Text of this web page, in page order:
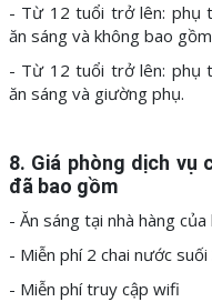
- Từ 12 tuổi trở lên: phụ
ăn sáng và không bao
- Từ 12 tuổi trở lên: phụ
ăn sáng và giường phụ.
8. Giá phòng dịch vụ
đã bao gồm
- Ăn sáng tại nhà hàng của
- Miễn phí 2 chai nước
- Miễn phí truy cập wifi